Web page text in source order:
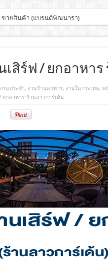
ขายสินค้า (แบรนด์พิณนารา)
สิร์ฟ / ยกอาหาร
งานประจํา, งานร้านอาหาร, งานในกรุงเทพ, พ
กอาหาร ร้านลาวการ์เด้น